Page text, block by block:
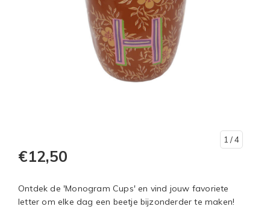
1 / 4
€12,50
Ontdek de 'Monogram Cups' en vind jouw favoriete
letter om elke dag een beetje bijzonderder te maken!